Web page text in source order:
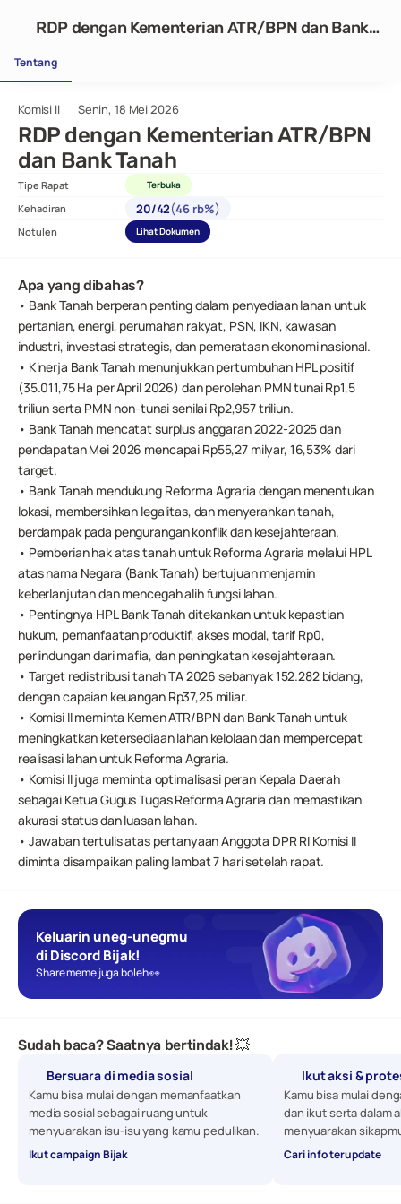
Komisi II Senin, 18 Mei 2026
RDP dengan Kementerian ATR/BPN
dan Bank Tanah
Tipe Rapat Terbuka
Kehadiran 20/42(46 rb%)
Notulen Lihat Dokumen
Apa yang dibahas?
• Bank Tanah berperan penting dalam penyediaan lahan untuk
pertanian, energi, perumahan rakyat, PSN, IKN, kawasan
industri, investasi strategis, dan pemerataan ekonomi nasional.
• Kinerja Bank Tanah menunjukkan pertumbuhan HPL positif
(35.011,75 Ha per April 2026) dan perolehan PMN tunai Rp1,5
triliun serta PMN non-tunai senilai Rp2,957 triliun.
• Bank Tanah mencatat surplus anggaran 2022-2025 dan
pendapatan Mei 2026 mencapai Rp55,27 milyar, 16,53% dari
target.
• Bank Tanah mendukung Reforma Agraria dengan menentukan
lokasi, membersihkan legalitas, dan menyerahkan tanah,
berdampak pada pengurangan konflik dan kesejahteraan.
• Pemberian hak atas tanah untuk Reforma Agraria melalui HPL
atas nama Negara (Bank Tanah) bertujuan menjamin
keberlanjutan dan mencegah alih fungsi lahan.
• Pentingnya HPL Bank Tanah ditekankan untuk kepastian
hukum, pemanfaatan produktif, akses modal, tarif Rp0,
perlindungan dari mafia, dan peningkatan kesejahteraan.
• Target redistribusi tanah TA 2026 sebanyak 152.282 bidang,
dengan capaian keuangan Rp37,25 miliar.
• Komisi II meminta Kemen ATR/BPN dan Bank Tanah untuk
meningkatkan ketersediaan lahan kelolaan dan mempercepat
realisasi lahan untuk Reforma Agraria.
• Komisi II juga meminta optimalisasi peran Kepala Daerah
sebagai Ketua Gugus Tugas Reforma Agraria dan memastikan
akurasi status dan luasan lahan.
• Jawaban tertulis atas pertanyaan Anggota DPR RI Komisi II
diminta disampaikan paling lambat 7 hari setelah rapat.
Keluarin uneg-unegmu
di Discord Bijak!
Share meme juga boleh 👀
Sudah baca? Saatnya bertindak! 💥
Bersuara di media sosial
Kamu bisa mulai dengan memanfaatkan
media sosial sebagai ruang untuk
menyuarakan isu-isu yang kamu pedulikan.
Ikut campaign Bijak
Ikut aksi &
Kamu bisa mulai
dan ikut serta dalam
menyuarakan
Cari info terupdate
RDP dengan Kementerian ATR/BPN dan Bank
Tentang